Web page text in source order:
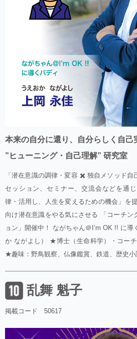
本来の自分に還り、自分らしく自己
”ヒューニング・自己理解” 研究室
「潜在意識の調律・変容 ✖️ 独自メソッド
セッション、セミナー、交流会などを通
律・活用し、人生を変えるための機会」を
向け潜在意識をやる気にさせる 「コーチン
ョン」開催中！ ながちゃん＠I’m OK !! に
か ながよし） ★博士（生命科学）・コー
★趣味：野鳥観察、仏像鑑賞、鉄道、歴史小
乱舞 魁子
掲載コード 50617